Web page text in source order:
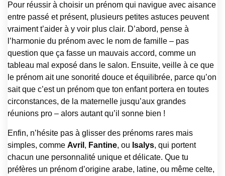
Pour réussir à choisir un prénom qui navigue avec aisance
entre passé et présent, plusieurs petites astuces peuvent
vraiment t’aider à y voir plus clair. D’abord, pense à
l’harmonie du prénom avec le nom de famille – pas
question que ça fasse un mauvais accord, comme un
tableau mal exposé dans le salon. Ensuite, veille à ce que
le prénom ait une sonorité douce et équilibrée, parce qu’on
sait que c’est un prénom que ton enfant portera en toutes
circonstances, de la maternelle jusqu’aux grandes
réunions pro – alors autant qu’il sonne bien !
Enfin, n’hésite pas à glisser des prénoms rares mais
simples, comme Avril , Fantine, ou Isalys, qui portent
chacun une personnalité unique et délicate. Que tu
préfères un prénom d’origine arabe, latine, ou même celte,